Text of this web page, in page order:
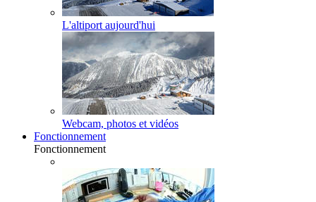
L'altiport aujourd'hui
Webcam, photos et vidéos
Fonctionnement
Fonctionnement